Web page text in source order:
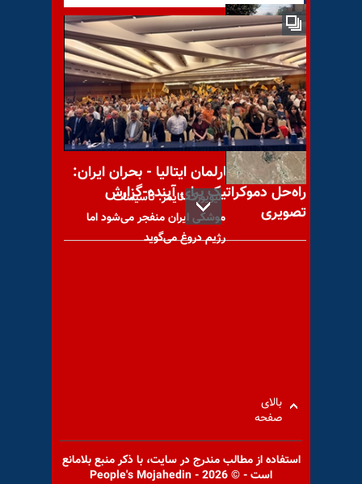
آسوشیتدپرس: تظاهر کنندگان
ایرانی خودروهای انتظامی را به
آتش می‌کشند و شعار
نیویورک تایمز: تأسیسات
موشکی ایران منفجر می‌شود اما
رژیم دروغ می‌گوید
افزایش سه برابری قیمت روغن
کنفرانس در پارلمان ایتالیا - بحران ایران:
راه‌حل دموکراتیک برای آینده-گزارش
تصویری
بالای
صفحه
استفاده از مطالب مندرج در سايت، با ذكر منبع بلامانع
است - © 2026 - People's Mojahedin